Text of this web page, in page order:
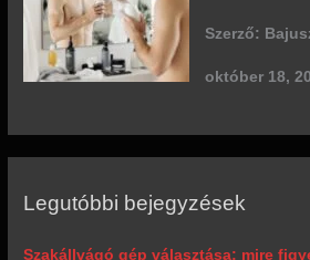
Szerző:
október 18,
Legutóbbi bejegyzések
Szakállvágó gép választása: mire